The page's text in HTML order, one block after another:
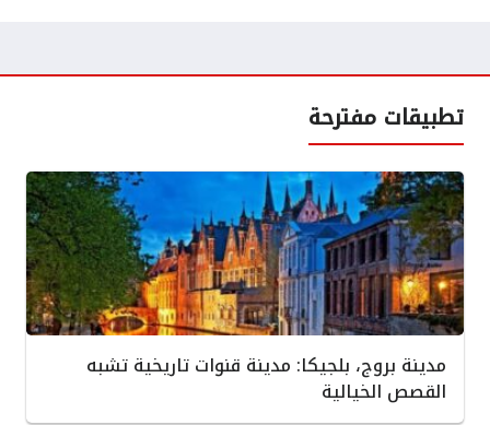
تطبيقات مفترحة
مدينة بروج، بلجيكا: مدينة قنوات تاريخية تشبه
القصص الخيالية